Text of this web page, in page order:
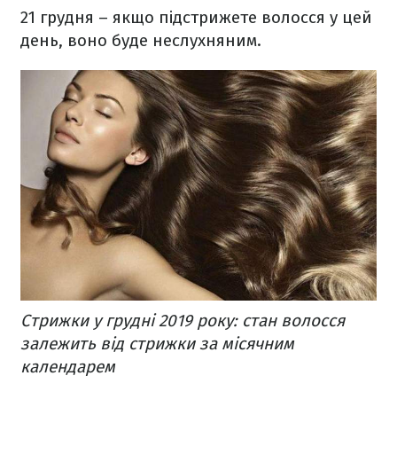
21 грудня – якщо підстрижете волосся у цей
день, воно буде неслухняним.
Стрижки у грудні 2019 року: стан волосся
залежить від стрижки за місячним
календарем